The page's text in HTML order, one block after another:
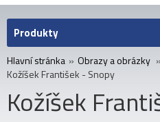
Produkty
Hlavní stránka » Obrazy a obrázky »
Kožíšek František - Snopy
Kožíšek